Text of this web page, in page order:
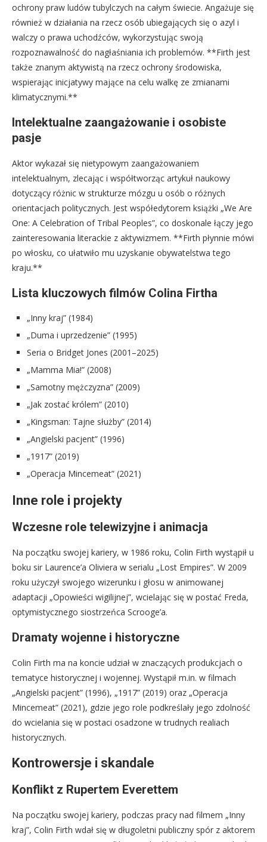
ochrony praw ludów tubylczych na całym świecie. Angażuje się
również w działania na rzecz osób ubiegających się o azyl i
walczy o prawa uchodźców, wykorzystując swoją
rozpoznawalność do nagłaśniania ich problemów. **Firth jest
także znanym aktywistą na rzecz ochrony środowiska,
wspierając inicjatywy mające na celu walkę ze zmianami
klimatycznymi.**
Intelektualne zaangażowanie i osobiste
pasje
Aktor wykazał się nietypowym zaangażowaniem
intelektualnym, zlecając i współtworząc artykuł naukowy
dotyczący różnic w strukturze mózgu u osób o różnych
orientacjach politycznych. Jest współedytorem książki „We Are
One: A Celebration of Tribal Peoples”, co doskonale łączy jego
zainteresowania literackie z aktywizmem. **Firth płynnie mówi
po włosku, co ułatwiło mu uzyskanie obywatelstwa tego
kraju.**
Lista kluczowych filmów Colina Firtha
„Inny kraj” (1984)
„Duma i uprzedzenie” (1995)
Seria o Bridget Jones (2001–2025)
„Mamma Mia!” (2008)
„Samotny mężczyzna” (2009)
„Jak zostać królem” (2010)
„Kingsman: Tajne służby” (2014)
„Angielski pacjent” (1996)
„1917” (2019)
„Operacja Mincemeat” (2021)
Inne role i projekty
Wczesne role telewizyjne i animacja
Na początku swojej kariery, w 1986 roku, Colin Firth wystąpił u
boku sir Laurence’a Oliviera w serialu „Lost Empires”. W 2009
roku użyczył swojego wizerunku i głosu w animowanej
adaptacji „Opowieści wigilijnej”, wcielając się w postać Freda,
optymistycznego siostrzeńca Scrooge’a.
Dramaty wojenne i historyczne
Colin Firth ma na koncie udział w znaczących produkcjach o
tematyce historycznej i wojennej. Wystąpił m.in. w filmach
„Angielski pacjent” (1996), „1917” (2019) oraz „Operacja
Mincemeat” (2021), gdzie jego role podkreślały jego zdolność
do wcielania się w postaci osadzone w trudnych realiach
historycznych.
Kontrowersje i skandale
Konflikt z Rupertem Everettem
Na początku swojej kariery, podczas pracy nad filmem „Inny
kraj”, Colin Firth wdał się w długoletni publiczny spór z aktorem